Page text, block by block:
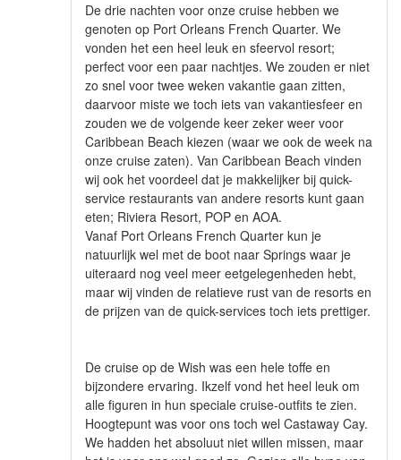
De drie nachten voor onze cruise hebben we
genoten op Port Orleans French Quarter. We
vonden het een heel leuk en sfeervol resort;
perfect voor een paar nachtjes. We zouden er niet
zo snel voor twee weken vakantie gaan zitten,
daarvoor miste we toch iets van vakantiesfeer en
zouden we de volgende keer zeker weer voor
Caribbean Beach kiezen (waar we ook de week na
onze cruise zaten). Van Caribbean Beach vinden
wij ook het voordeel dat je makkelijker bij quick-
service restaurants van andere resorts kunt gaan
eten; Riviera Resort, POP en AOA.
Vanaf Port Orleans French Quarter kun je
natuurlijk wel met de boot naar Springs waar je
uiteraard nog veel meer eetgelegenheden hebt,
maar wij vinden de relatieve rust van de resorts en
de prijzen van de quick-services toch iets prettiger.
De cruise op de Wish was een hele toffe en
bijzondere ervaring. Ikzelf vond het heel leuk om
alle figuren in hun speciale cruise-outfits te zien.
Hoogtepunt was voor ons toch wel Castaway Cay.
We hadden het absoluut niet willen missen, maar